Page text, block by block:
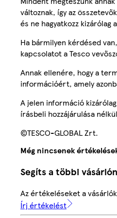
változnak, így az
és ne hagyatkozz
Ha bármilyen kérdésed
kapcsolatot a Tesco
Annak ellenére, hogy a
információért, amely
A jelen információ
írásbeli hozzájárulása
©TESCO-GLOBAL Zrt.
Még nincsenek
Segíts a többi
Az értékeléseket a
Írj értékelést